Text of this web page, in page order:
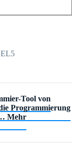
Tool von
Programmierung
Mehr